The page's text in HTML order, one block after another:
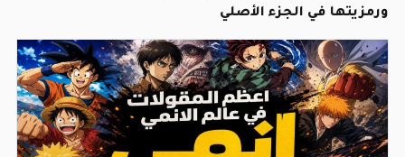
ورمزيتها في الجزء الأصلي